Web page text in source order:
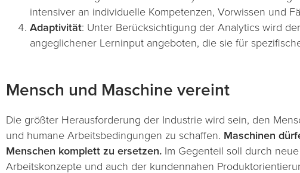
intensiver an individuelle Kompetenzen, Vorwissen und
Adaptivität: Unter Berücksichtigung der Analytics wird
angeglichener Lerninput angeboten, die sie für
Mensch und Maschine vereint
Die größter Herausforderung der Industrie wird sein, den
und humane Arbeitsbedingungen zu schaffen. Maschinen
Menschen komplett zu ersetzen. Im Gegenteil soll durch
Arbeitskonzepte und auch der kundennahen